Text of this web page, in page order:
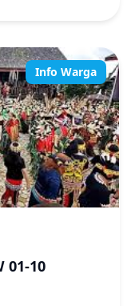
Info Warga
01-10